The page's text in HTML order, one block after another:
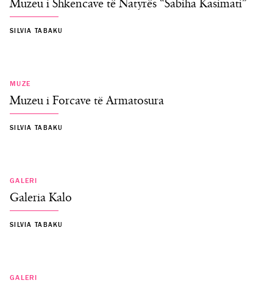
Muzeu i Shkencave të Natyrës “Sabiha Kasimati”
SILVIA TABAKU
MUZE
Muzeu i Forcave të Armatosura
SILVIA TABAKU
GALERI
Galeria Kalo
SILVIA TABAKU
GALERI